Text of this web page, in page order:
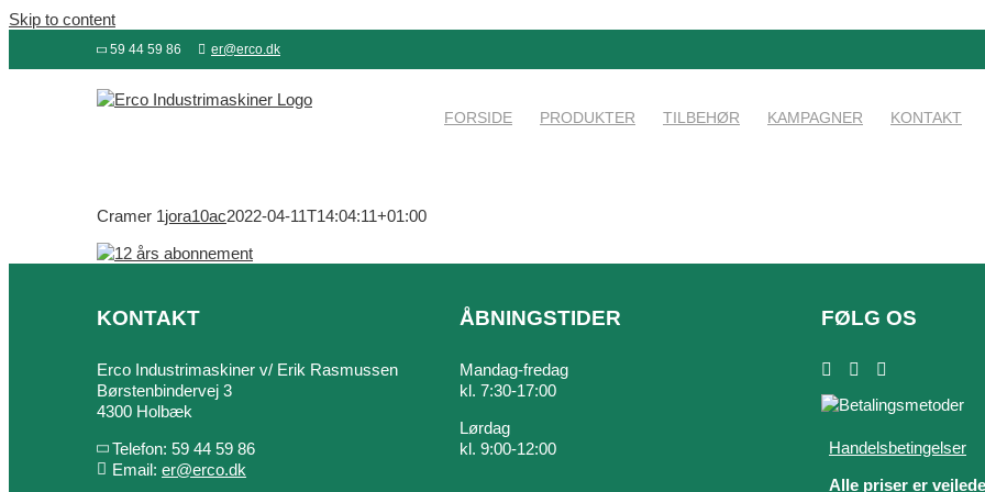
Skip to content
59 44 59 86 er@erco.dk
FORSIDE PRODUKTER TILBEHØR KAMPAGNER KONTAKT
Cramer 1jora10ac2022-04-11T14:04:11+01:00
KONTAKT
Erco Industrimaskiner v/ Erik Rasmussen
Børstenbindervej 3
4300 Holbæk
Telefon: 59 44 59 86
Email: er@erco.dk
ÅBNINGSTIDER
Mandag-fredag
kl. 7:30-17:00
Lørdag
kl. 9:00-12:00
FØLG OS
Handelsbetingelser
Alle priser er